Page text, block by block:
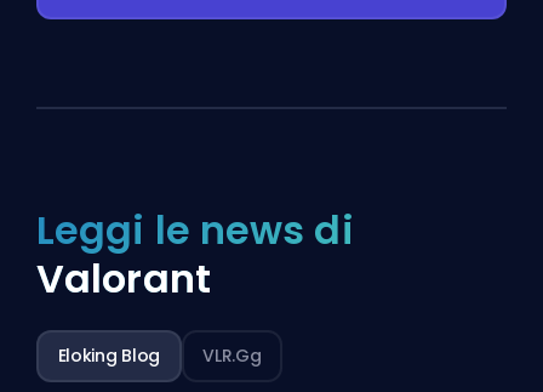
Leggi le news di
Valorant
Eloking Blog VLR.gg